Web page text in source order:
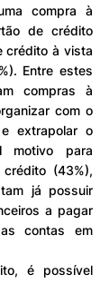
compra à
de crédito
crédito à vista
Entre estes
compras à
com o
extrapolar o
motivo para
(43%),
já possuir
a pagar
contas em